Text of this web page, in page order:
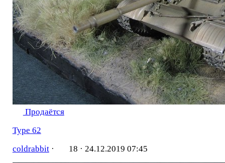
Продаётся
Type 62
coldrabbit· 18 · 24.12.2019 07:45